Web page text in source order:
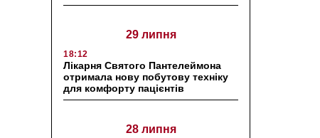
29 липня
18:12
Лікарня Святого Пантелеймона
отримала нову побутову техніку
для комфорту пацієнтів
28 липня